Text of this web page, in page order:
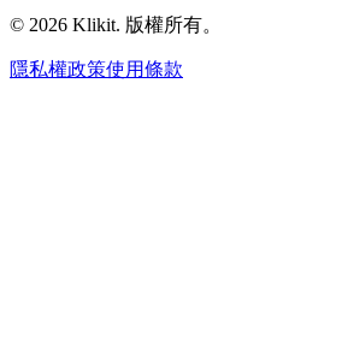
© 2026 Klikit. 版權所有。
隱私權政策使用條款